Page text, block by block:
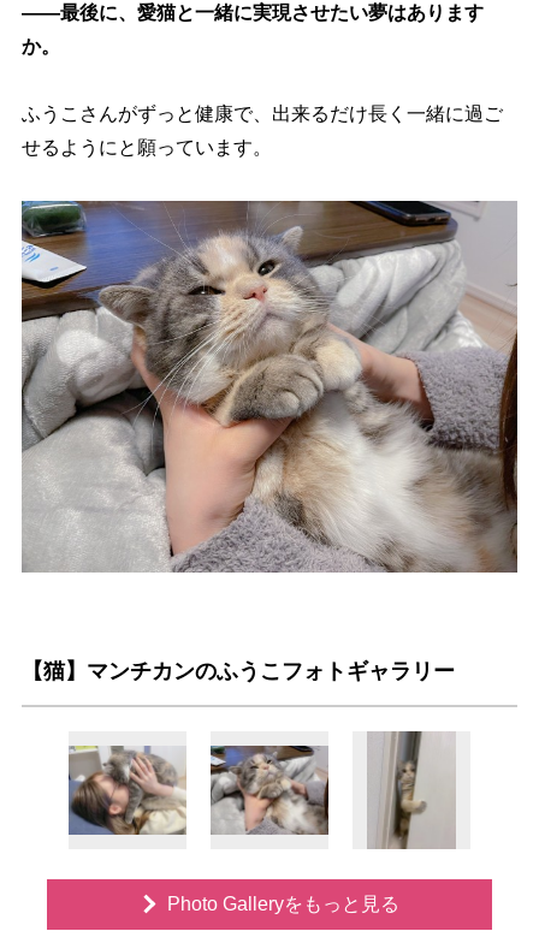
――最後に、愛猫と一緒に実現させたい夢はあります
か。
ふうこさんがずっと健康で、出来るだけ長く一緒に過ご
せるようにと願っています。
【猫】マンチカンのふうこフォトギャラリー
Photo Galleryをもっと見る